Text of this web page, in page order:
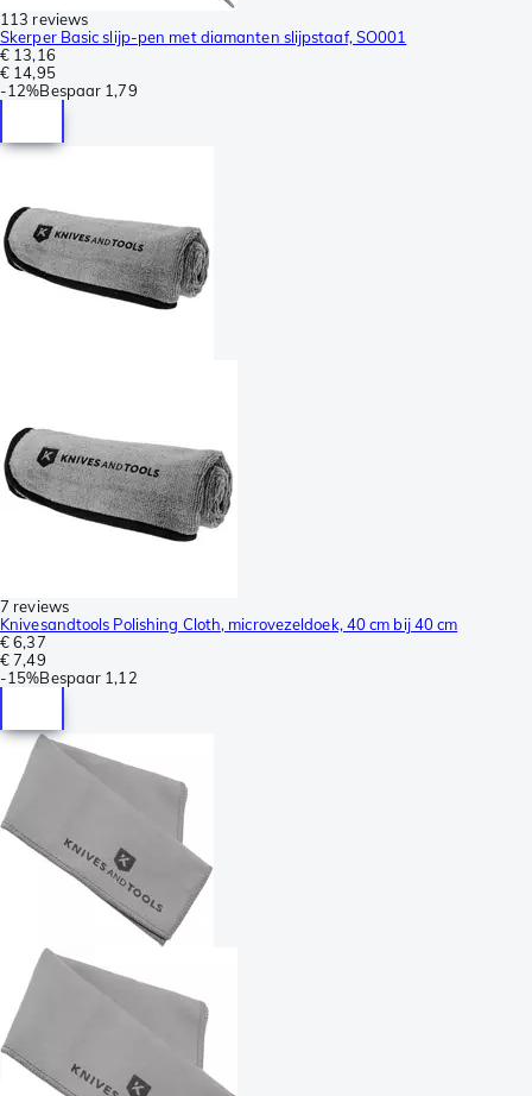
113 reviews
Skerper Basic slijp-pen met diamanten slijpstaaf, SO001
€ 13,16
€ 14,95
-12%Bespaar 1,79
7 reviews
Knivesandtools Polishing Cloth, microvezeldoek, 40 cm bij 40 cm
€ 6,37
€ 7,49
-15%Bespaar 1,12